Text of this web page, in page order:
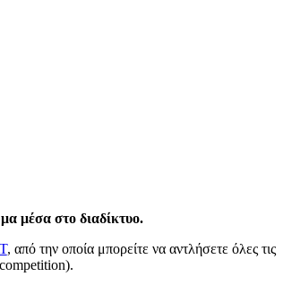
μέσα στο διαδίκτυο.
, από την οποία μπορείτε να αντλήσετε όλες τις